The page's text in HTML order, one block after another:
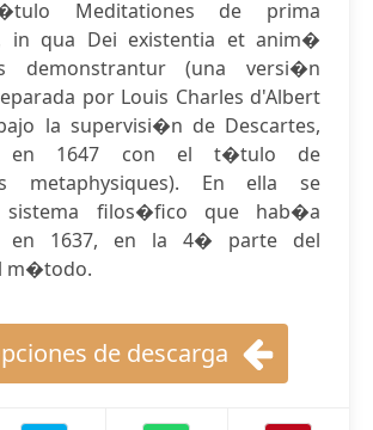
Meditationes de prima
in qua Dei existentia et anim�
demonstrantur (una versi�n
por Louis Charles d'Albert
la supervisi�n de Descartes,
en 1647 con el t�tulo de
metaphysiques). En ella se
filos�fico que hab�a
en 1637, en la 4� parte del
m�todo.
de descarga